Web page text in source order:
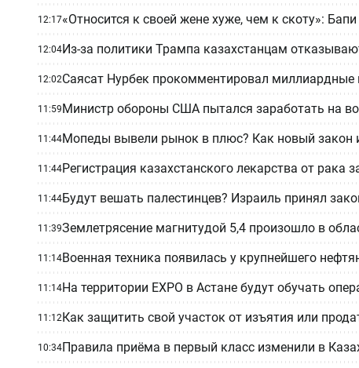
12:17«Относится к своей жене хуже, чем к скоту»:
12:04Из-за политики Трампа казахстанцам
12:02Саясат Нурбек прокомментировал миллиардные
11:59Министр обороны США пытался заработать на
11:44Мопеды вывели рынок в плюс? Как новый закон
11:44Регистрация казахстанского лекарства от рака
11:44Будут вешать палестинцев? Израиль принял
11:39Землетрясение магнитудой 5,4 произошло в
11:14Военная техника появилась у крупнейшего
11:14На территории EXPO в Астане будут обучать
11:12Как защитить свой участок от изъятия или
10:34Правила приёма в первый класс изменили в